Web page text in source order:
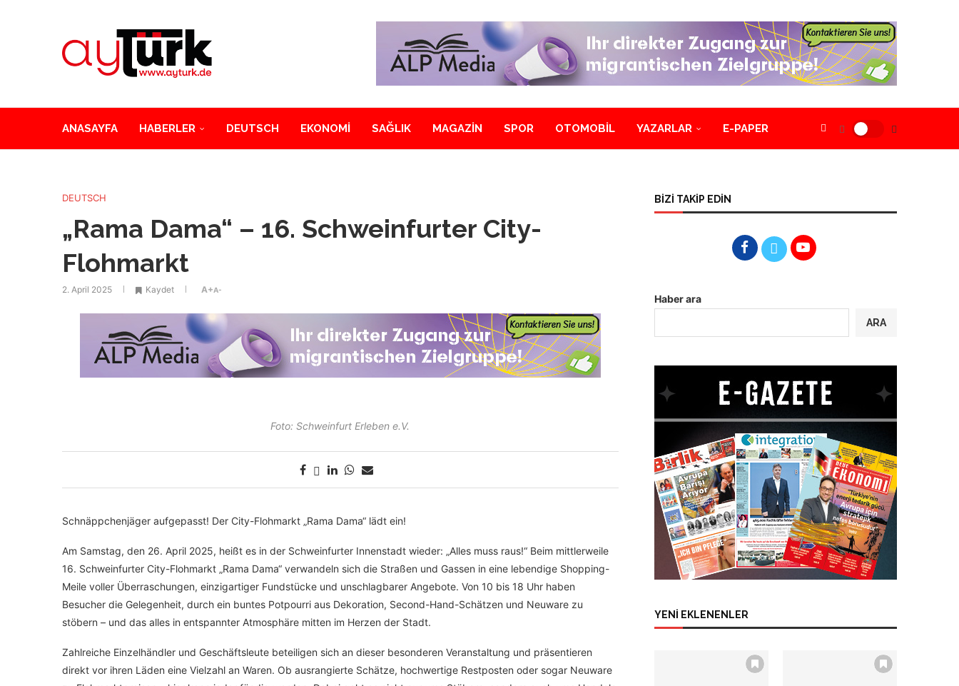
ANASAYFA HABERLER DEUTSCH EKONOMİ SAĞLIK MAGAZİN SPOR OTOMOBİL YAZARLAR E-PAPER
DEUTSCH
„Rama Dama“ – 16. Schweinfurter City-
Flohmarkt
2. April 2025 Kaydet A+A-
Foto: Schweinfurt Erleben e.V.
Schnäppchenjäger aufgepasst! Der City-Flohmarkt „Rama Dama“ lädt ein!
Am Samstag, den 26. April 2025, heißt es in der Schweinfurter Innenstadt wieder: „Alles muss raus!“ Beim mittlerweile
16. Schweinfurter City-Flohmarkt „Rama Dama“ verwandeln sich die Straßen und Gassen in eine lebendige Shopping-
Meile voller Überraschungen, einzigartiger Fundstücke und unschlagbarer Angebote. Von 10 bis 18 Uhr haben
Besucher die Gelegenheit, durch ein buntes Potpourri aus Dekoration, Second-Hand-Schätzen und Neuware zu
stöbern – und das alles in entspannter Atmosphäre mitten im Herzen der Stadt.
Zahlreiche Einzelhändler und Geschäftsleute beteiligen sich an dieser besonderen Veranstaltung und präsentieren
direkt vor ihren Läden eine Vielzahl an Waren. Ob ausrangierte Schätze, hochwertige Restposten oder sogar Neuware
BİZİ TAKİP EDİN
Haber ara
ARA
YENİ EKLENENLER